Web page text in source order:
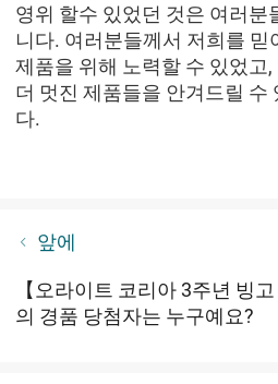
영위 할수 있었던 것은 여러분
니다. 여러분들께서 저희를 믿
제품을 위해 노력할 수 있었고
더 멋진 제품들을 안겨드릴 수
다.
앞에
[홈페이지 “옥에 티를 찾아” ]
【오라이트 코리아 3주년 빙
의 경품 당첨자는 누구예요?